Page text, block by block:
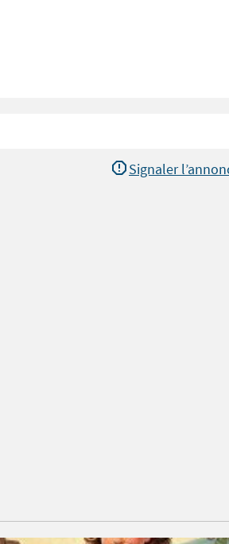
Signaler